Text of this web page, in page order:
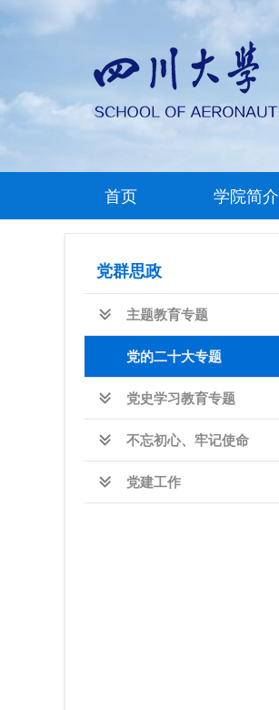
首页 学院简介
党群思政
主题教育专题
党的二十大专题
党史学习教育专题
不忘初心、牢记使命
党建工作